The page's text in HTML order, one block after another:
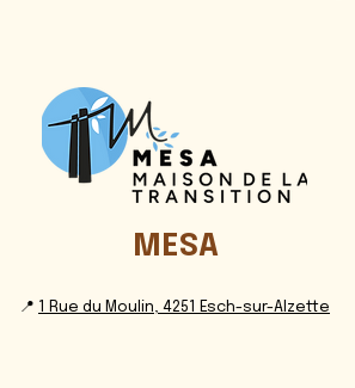
MESA
📍 1 Rue du Moulin, 4251 Esch-sur-Alzette